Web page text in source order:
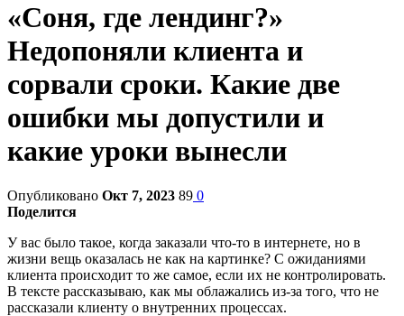
«Соня, где лендинг?»
Недопоняли клиента и
сорвали сроки. Какие две
ошибки мы допустили и
какие уроки вынесли
Опубликовано Окт 7, 2023 89 0
Поделится
У вас было такое, когда заказали что-то в интернете, но в
жизни вещь оказалась не как на картинке? С ожиданиями
клиента происходит то же самое, если их не контролировать.
В тексте рассказываю, как мы облажались из-за того, что не
рассказали клиенту о внутренних процессах.